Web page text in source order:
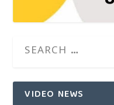
VIDEO NEWS